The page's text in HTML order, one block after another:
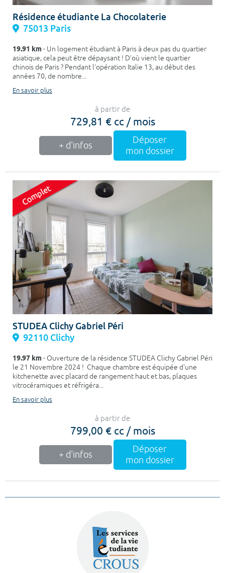
Résidence étudiante La Chocolaterie
75013 Paris
19.91 km- Un logement étudiant à Paris à deux pas du quartier
asiatique, cela peut être dépaysant ! D'où vient le quartier
chinois de Paris ? Pendant l'opération Italie 13, au début des
années 70, de nombre...
En savoir plus
à partir de
729,81 € cc / mois
+ d'infos
Déposer
mon dossier
STUDEA Clichy Gabriel Péri
92110 Clichy
19.97 km- Ouverture de la résidence STUDEA Clichy Gabriel Péri
le 21 Novembre 2024 ! Chaque chambre est équipée d'une
kitchenette avec placard de rangement haut et bas, plaques
vitrocéramiques et réfrigéra...
En savoir plus
à partir de
799,00 € cc / mois
+ d'infos
Déposer
mon dossier